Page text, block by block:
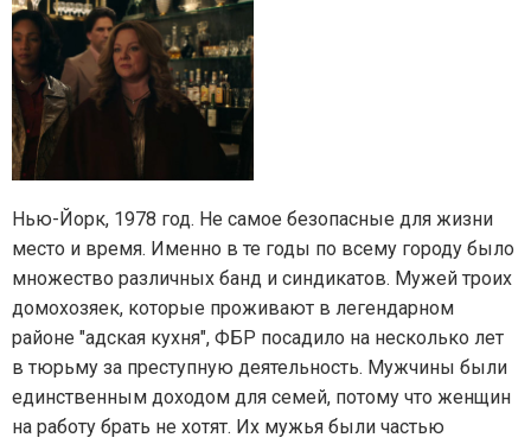
Нью-Йорк, 1978 год. Не самое безопасные для жизни
место и время. Именно в те годы по всему городу было
множество различных банд и синдикатов. Мужей троих
домохозяек, которые проживают в легендарном
районе "адская кухня", ФБР посадило на несколько лет
в тюрьму за преступную деятельность. Мужчины были
единственным доходом для семей, потому что женщин
на работу брать не хотят. Их мужья были частью